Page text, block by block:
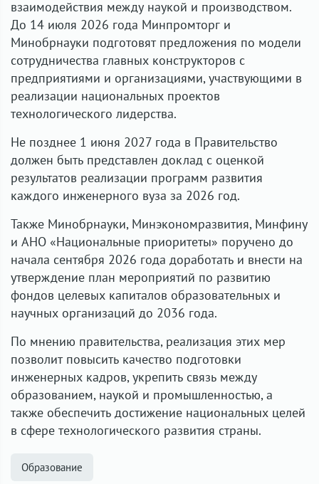
взаимодействия между наукой и производством.
До 14 июля 2026 года Минпромторг и
Минобрнауки подготовят предложения по модели
сотрудничества главных конструкторов с
предприятиями и организациями, участвующими в
реализации национальных проектов
технологического лидерства.
Не позднее 1 июня 2027 года в Правительство
должен быть представлен доклад с оценкой
результатов реализации программ развития
каждого инженерного вуза за 2026 год.
Также Минобрнауки, Минэкономразвития, Минфину
и АНО «Национальные приоритеты» поручено до
начала сентября 2026 года доработать и внести на
утверждение план мероприятий по развитию
фондов целевых капиталов образовательных и
научных организаций до 2036 года.
По мнению правительства, реализация этих мер
позволит повысить качество подготовки
инженерных кадров, укрепить связь между
образованием, наукой и промышленностью, а
также обеспечить достижение национальных целей
в сфере технологического развития страны.
Образование